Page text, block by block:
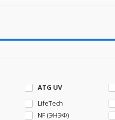
ATG UV
LifeTech
NF (ЭНЭФ)